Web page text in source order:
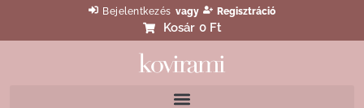
Bejelentkezés vagy Regisztráció
Kosár 0 Ft